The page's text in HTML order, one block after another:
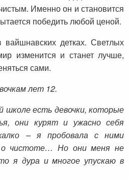
Именно он и становится
победить любой ценой.
детках. Светлых
изменится и станет лучше,
сами.
лет 12.
школе есть девочки, которые
они курят и ужасно себя
– я пробовала с ними
чистоте… Но они меня не
я дура и многое упускаю в